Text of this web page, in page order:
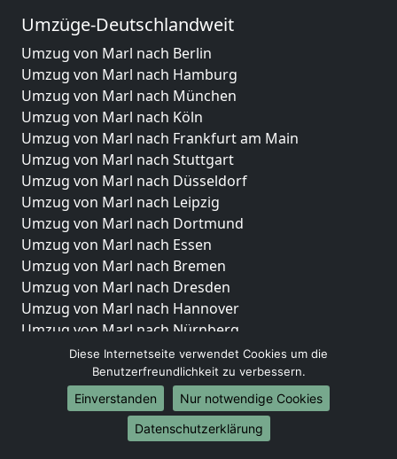
Umzüge-Deutschlandweit
Umzug von Marl nach Berlin
Umzug von Marl nach Hamburg
Umzug von Marl nach München
Umzug von Marl nach Köln
Umzug von Marl nach Frankfurt am Main
Umzug von Marl nach Stuttgart
Umzug von Marl nach Düsseldorf
Umzug von Marl nach Leipzig
Umzug von Marl nach Dortmund
Umzug von Marl nach Essen
Umzug von Marl nach Bremen
Umzug von Marl nach Dresden
Umzug von Marl nach Hannover
Umzug von Marl nach Nürnberg
Umzug von Marl nach Duisburg
Umzug von Marl nach Bochum
Umzug von Marl nach Wuppertal
Umzug von Marl nach Bielefeld
Umzug von Marl nach Bonn
Diese Internetseite verwendet Cookies um die
Benutzerfreundlichkeit zu verbessern.
Einverstanden
Nur notwendige Cookies
Datenschutzerklärung